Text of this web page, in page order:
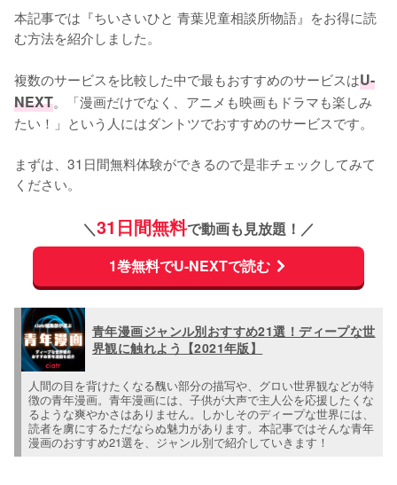
本記事では『ちいさいひと 青葉児童相談所物語』をお得に読
む方法を紹介しました。
複数のサービスを比較した中で最もおすすめのサービスはU-
NEXT。「漫画だけでなく、アニメも映画もドラマも楽しみ
たい！」という人にはダントツでおすすめのサービスです。
まずは、31日間無料体験ができるので是非チェックしてみて
ください。
＼31日間無料で動画も見放題！／
1巻無料でU-NEXTで読む
青年漫画ジャンル別おすすめ21選！ディープな世
界観に触れよう【2021年版】
人間の目を背けたくなる醜い部分の描写や、グロい世界観などが特
徴の青年漫画。青年漫画には、子供が大声で主人公を応援したくな
るような爽やかさはありません。しかしそのディープな世界には、
読者を虜にするただならぬ魅力があります。本記事ではそんな青年
漫画のおすすめ21選を、ジャンル別で紹介していきます！